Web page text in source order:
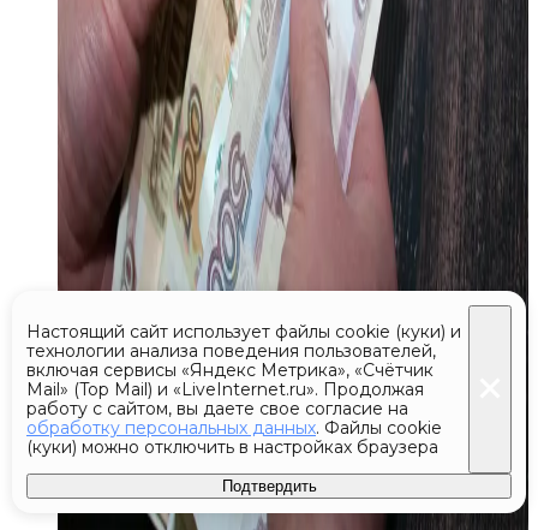
Настоящий сайт использует файлы cookie (куки) и
технологии анализа поведения пользователей,
включая сервисы «Яндекс Метрика», «Счётчик
Mail» (Top Mail) и «LiveInternet.ru». Продолжая
работу с сайтом, вы даете свое согласие на
обработку персональных данных. Файлы cookie
(куки) можно отключить в настройках браузера
Подтвердить